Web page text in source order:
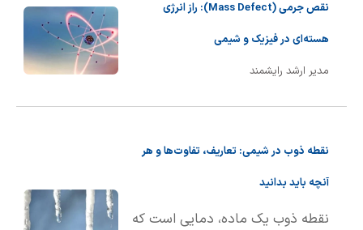
نقص جرمی (Mass Defect): راز انرژی
هسته‌ای در فیزیک و شیمی
مدیر ارشد رایشمند
نقطه ذوب در شیمی: تعاریف، تفاوت‌ها و هر
آنچه باید بدانید
نقطه ذوب یک ماده، دمایی است که